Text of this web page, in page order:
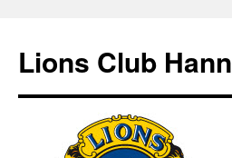
springen
Lions Club